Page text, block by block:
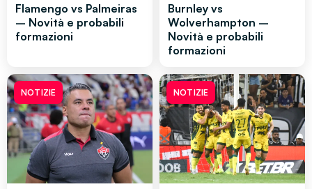
Flamengo vs Palmeiras
– Novità e probabili
formazioni
Burnley vs
Wolverhampton –
Novità e probabili
formazioni
NOTIZIE NOTIZIE